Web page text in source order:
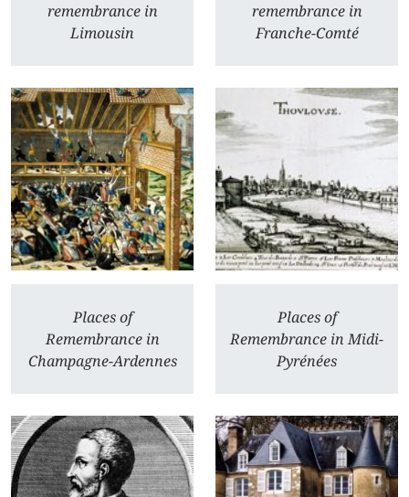
remembrance in
Limousin
remembrance in
Franche-Comté
Places of
Remembrance in
Champagne-Ardennes
Places of
Remembrance in Midi-
Pyrénées